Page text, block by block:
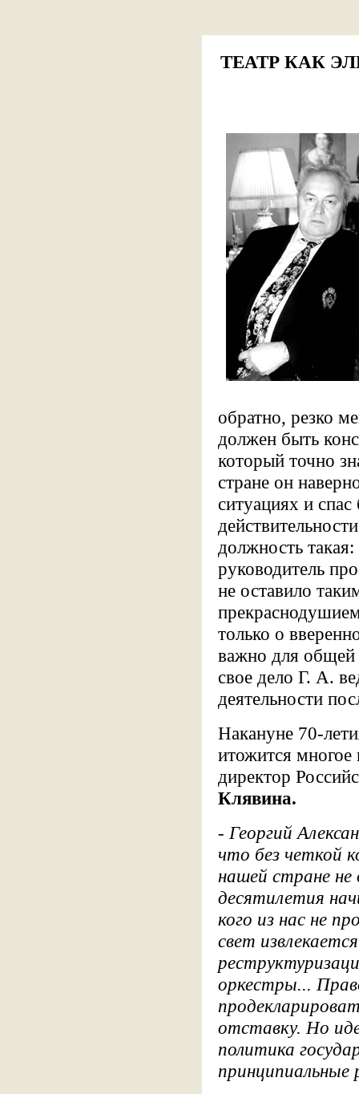
ТЕАТР КАК
обратно, резко
должен быть
который точно
стране он
ситуациях и
должность
руководитель
не оставило
только о
важно для общей
свое дело Г. А.
деятельности
Накануне 70-
итожится многое
директор
Клявина.
- Георгий
что без четкой
нашей стране не
десятилетия
кого из нас не
свет
оркестры...
отставку. Но
политика